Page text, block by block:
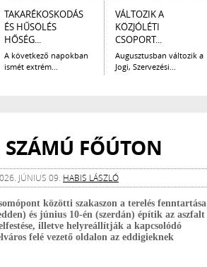
TAKARÉKOSKODÁS
ÉS HŰSÖLÉS
HŐSÉG...
A következő napokban
ismét extrém...
VÁLTOZIK A
KÖZJÓLÉTI
CSOPORT...
Augusztusban változik a
Jogi, Szervezési...
FŐÚTON
JÚNIUS 09. HABIS LÁSZLÓ
közötti szakaszon a terelés fenntartása
és június 10-én (szerdán) építik az aszfalt
illetve helyreállítják a kapcsolódó
felé vezető oldalon az eddigieknek